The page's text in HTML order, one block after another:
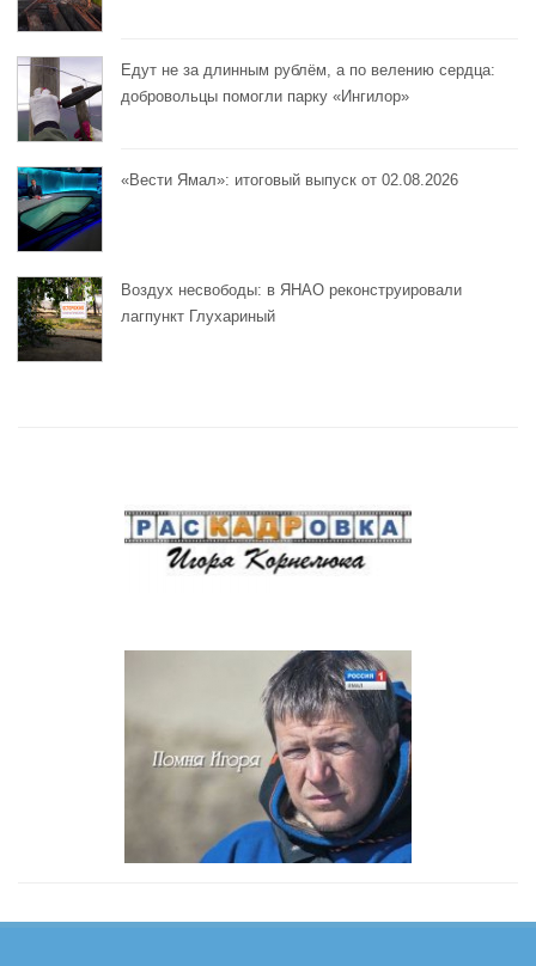
Едут не за длинным рублём, а по велению сердца:
добровольцы помогли парку «Ингилор»
«Вести Ямал»: итоговый выпуск от 02.08.2026
Воздух несвободы: в ЯНАО реконструировали
лагпункт Глухариный